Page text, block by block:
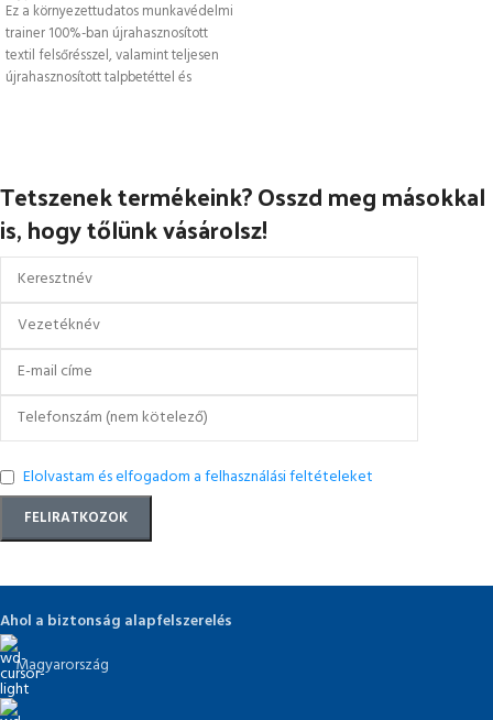
Ez a környezettudatos munkavédelmi
trainer 100%-ban újrahasznosított
textil felsőrésszel, valamint teljesen
újrahasznosított talpbetéttel és
Tetszenek termékeink? Osszd meg másokkal
is, hogy tőlünk vásárolsz!
Elolvastam és elfogadom a felhasználási feltételeket
Ahol a biztonság alapfelszerelés
Magyarország